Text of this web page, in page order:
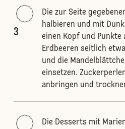
3
Die zur Seite
halbieren und mit
einen Kopf und Punkte
Erdbeeren seitlich
und die
einsetzen.
anbringen und
Die Desserts mit